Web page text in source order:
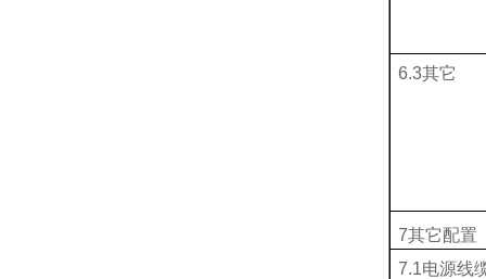
6.3其它
7其它配置
7.1电源线